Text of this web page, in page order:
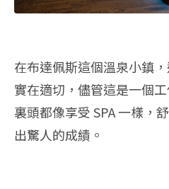
在布達佩斯這個溫泉小鎮
實在適切，儘管這是一個
裏頭都像享受 SPA 一樣，
出驚人的成績。